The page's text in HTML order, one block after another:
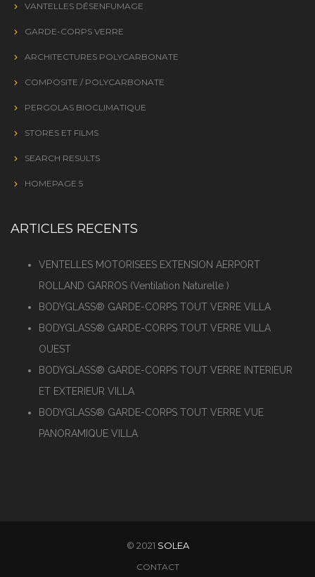
VANTELLES DÉSENFUMAGE
GARDE-CORPS VERRE
ARCHITECTURES POLYCARBONATE
COMPOSITE / POLYCARBONATE
PERGOLAS BIOCLIMATIQUE
STORES ET FILMS
SEARCH RESULTS
HOMEPAGE 5
ARTICLES RECENTS
VENTELLES MOTORISEES EXTENSION AERPORT
ROLLAND GARROS (Ventilation Naturelle )
BODYGLASS® GARDE-CORPS TOUT VERRE VILLA
BODYGLASS® GARDE-CORPS TOUT VERRE VILLA
OUEST
BODYGLASS® GARDE-CORPS TOUT VERRE INTERIEUR
ET EXTERIEUR VILLA
BODYGLASS® GARDE-CORPS TOUT VERRE VUE
PANORAMIQUE VILLA
© 2021 SOLEA
CONTACT